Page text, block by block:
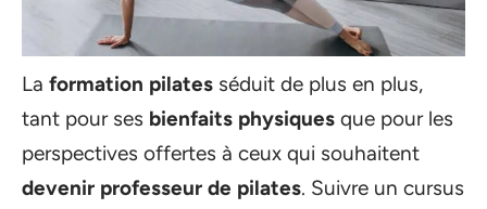
La formation pilates séduit de plus en plus,
tant pour ses bienfaits physiques que pour les
perspectives offertes à ceux qui souhaitent
devenir professeur de pilates. Suivre un cursus